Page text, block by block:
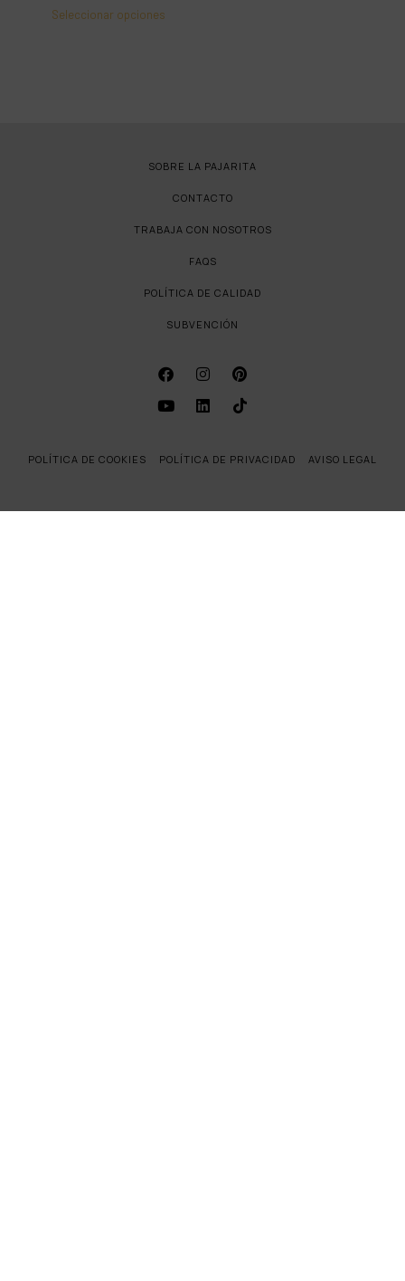
Seleccionar opciones
SOBRE LA PAJARITA
CONTACTO
TRABAJA CON NOSOTROS
FAQS
POLÍTICA DE CALIDAD
SUBVENCIÓN
POLÍTICA DE COOKIES POLÍTICA DE PRIVACIDAD AVISO LEGAL